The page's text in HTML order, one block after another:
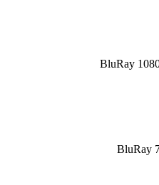
BluRay
BluRay